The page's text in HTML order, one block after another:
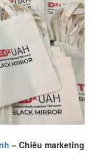
– Chiêu marketing